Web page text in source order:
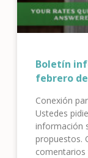
Boletín
febrero
Conexión
Ustedes
información
propuestos.
comentarios